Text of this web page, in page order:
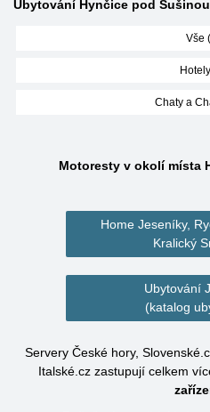
Ubytování Hynčice pod
Vše
Chaty a
Motoresty v okolí místa
Home Jeseníky,
Kralický
Ubytování
(katalog
Servery České hory,
Italské.cz zastupují celkem